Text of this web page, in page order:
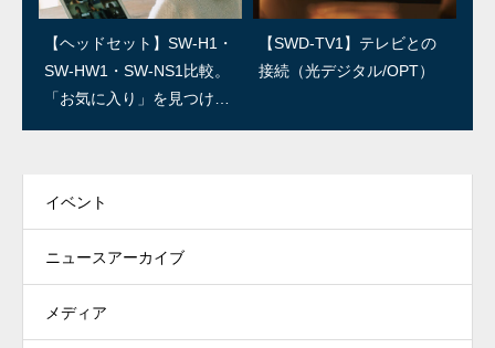
【ヘッドセット】SW-H1・
SW-HW1・SW-NS1比較。
「お気に入り」を見つけよ
【SWD-TV1】テレビとの
接続（光デジタル/OPT）
SWユーザー訪問：第3回/R
ED IGUANA STUDIO 林さ
ん
SWユーザー訪問：第2回/石
森良三商店 石森さん
イベント
ニュースアーカイブ
メディア